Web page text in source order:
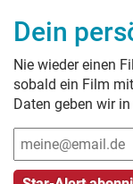
Dein
Nie wieder einen
sobald ein Film
Daten geben wir